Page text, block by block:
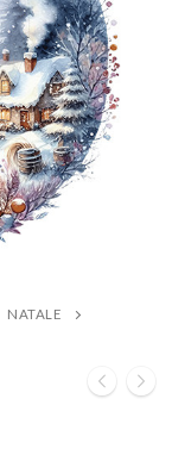
NATALE